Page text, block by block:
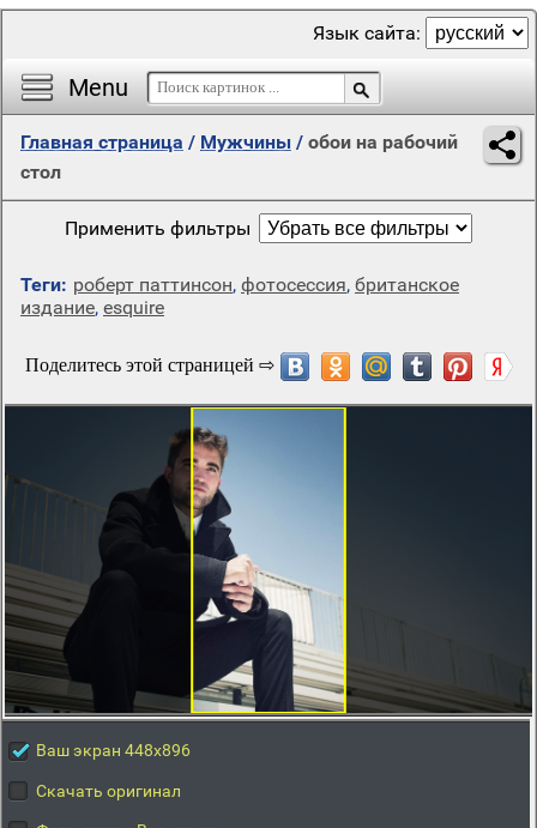
Menu
Язык сайта:
Главная страница / Мужчины / обои на рабочий
стол
Применить фильтры
Теги: роберт паттинсон, фотосессия, британское
издание, esquire
Ваш экран 448x896
Скачать оригинал